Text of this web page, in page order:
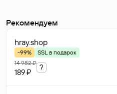
Рекомендуем
hray.shop
-99%
SSL в подарок
14 982 ₽
189 ₽
?